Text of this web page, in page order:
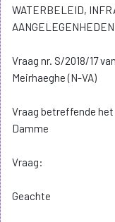
WATERBELEID,
AANGELEGENHEDEN
Vraag nr. S/2018/17
Meirhaeghe (N-VA)
Vraag betreffende het
Damme
Vraag:
Geachte